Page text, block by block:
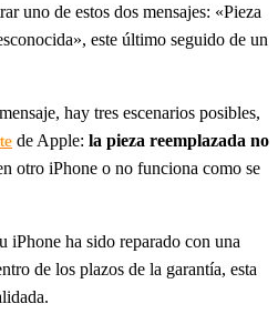
uno de estos dos mensajes: «Pieza
este último seguido de un
hay tres escenarios posibles,
de Apple: la pieza reemplazada no
otro iPhone o no funciona como se
iPhone ha sido reparado con una
de los plazos de la garantía, esta